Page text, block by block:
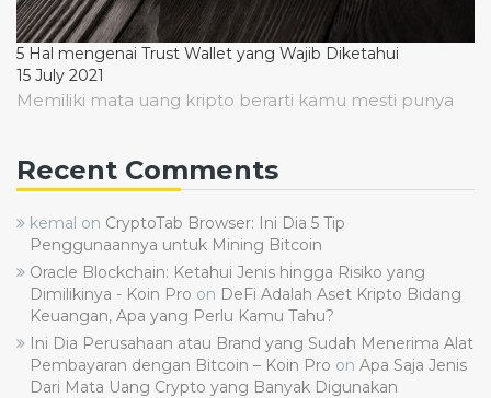
5 Hal mengenai Trust Wallet yang Wajib Diketahui
15 July 2021
Memiliki mata uang kripto berarti kamu mesti punya
Recent Comments
kemal on CryptoTab Browser: Ini Dia 5 Tip
Penggunaannya untuk Mining Bitcoin
Oracle Blockchain: Ketahui Jenis hingga Risiko yang
Dimilikinya - Koin Pro on DeFi Adalah Aset Kripto Bidang
Keuangan, Apa yang Perlu Kamu Tahu?
Ini Dia Perusahaan atau Brand yang Sudah Menerima Alat
Pembayaran dengan Bitcoin – Koin Pro on Apa Saja Jenis
Dari Mata Uang Crypto yang Banyak Digunakan